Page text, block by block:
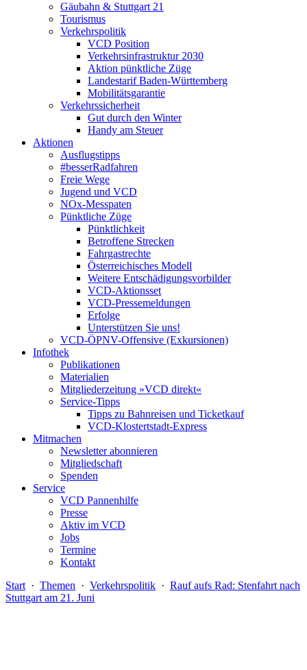
Gäubahn & Stuttgart 21
Tourismus
Verkehrspolitik
VCD Position
Verkehrsinfrastruktur 2030
Aktion pünktliche Züge
Landestarif Baden-Württemberg
Mobilitätsgarantie
Verkehrssicherheit
Gut durch den Winter
Handy am Steuer
Aktionen
Ausflugstipps
#besserRadfahren
Freie Wege
Jugend und VCD
NOx-Messpaten
Pünktliche Züge
Pünktlichkeit
Betroffene Strecken
Fahrgastrechte
Österreichisches Modell
Weitere Entschädigungsvorbilder
VCD-Aktionsset
VCD-Pressemeldungen
Erfolge
Unterstützen Sie uns!
VCD-ÖPNV-Offensive (Exkursionen)
Infothek
Publikationen
Materialien
Mitgliederzeitung »VCD direkt«
Service-Tipps
Tipps zu Bahnreisen und Ticketkauf
VCD-Klostertstadt-Express
Mitmachen
Newsletter abonnieren
Mitgliedschaft
Spenden
Service
VCD Pannenhilfe
Presse
Aktiv im VCD
Jobs
Termine
Kontakt
Start · Themen · Verkehrspolitik · Rauf aufs Rad: Stenfahrt nach
Stuttgart am 21. Juni